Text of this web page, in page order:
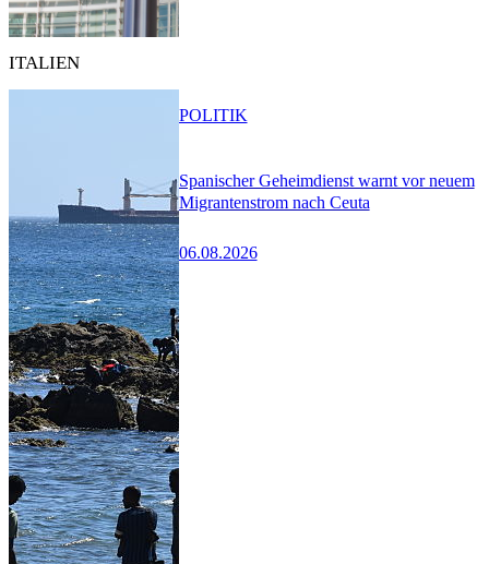
ITALIEN
Spanischer Geheimdienst warnt vor neuem
Migrantenstrom nach Ceuta
06.08.2026
POLITIK